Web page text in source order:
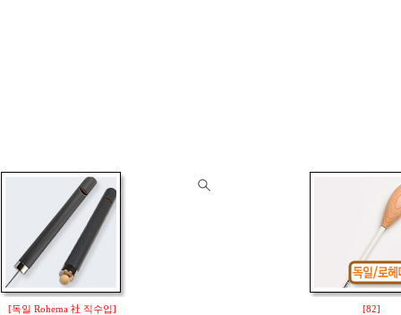
[독일 Rohema 社 직수입]
[82]